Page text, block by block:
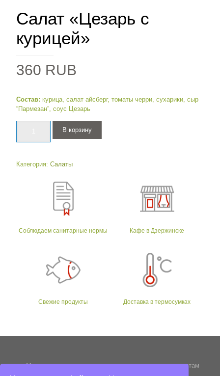
Салат «Цезарь с
курицей»
360 RUB
Состав: курица, салат айсберг, томаты черри, сухарики, сыр
“Пармезан”, соус Цезарь
В корзину
Категория: Салаты
Соблюдаем санитарные нормы Кафе в Дзержинске
Свежие продукты Доставка в термосумках
Мы стараемся следовать традициям и древним рецептам